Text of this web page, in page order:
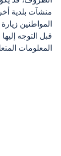
منشآت بلدية
المواطنين
قبل التوجه
المعلومات